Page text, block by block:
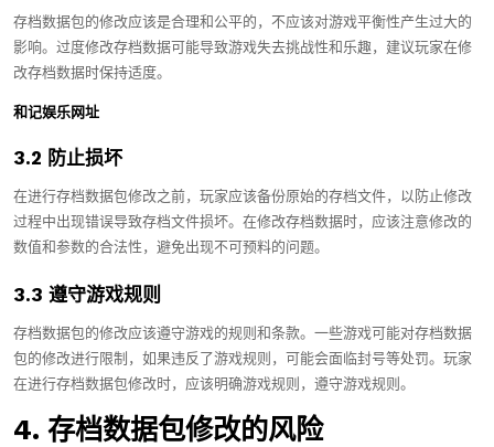
存档数据包的修改应该是合理和公平的，不应该对游戏平衡性产生过大的
影响。过度修改存档数据可能导致游戏失去挑战性和乐趣，建议玩家在修
改存档数据时保持适度。
和记娱乐网址
3.2 防止损坏
在进行存档数据包修改之前，玩家应该备份原始的存档文件，以防止修改
过程中出现错误导致存档文件损坏。在修改存档数据时，应该注意修改的
数值和参数的合法性，避免出现不可预料的问题。
3.3 遵守游戏规则
存档数据包的修改应该遵守游戏的规则和条款。一些游戏可能对存档数据
包的修改进行限制，如果违反了游戏规则，可能会面临封号等处罚。玩家
在进行存档数据包修改时，应该明确游戏规则，遵守游戏规则。
4. 存档数据包修改的风险